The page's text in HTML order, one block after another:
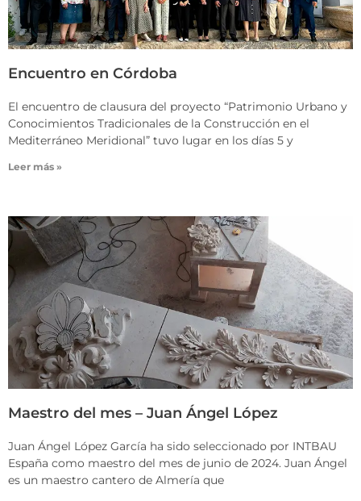
Encuentro en Córdoba
El encuentro de clausura del proyecto “Patrimonio Urbano y
Conocimientos Tradicionales de la Construcción en el
Mediterráneo Meridional” tuvo lugar en los días 5 y
Leer más »
Maestro del mes – Juan Ángel López
Juan Ángel López García ha sido seleccionado por INTBAU
España como maestro del mes de junio de 2024. Juan Ángel
es un maestro cantero de Almería que